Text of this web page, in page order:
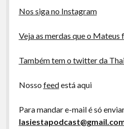
Nos siga no Instagram
Veja as merdas que o
Também tem o twitter da
Nosso feedestá aqui
Para mandar e-mail é só